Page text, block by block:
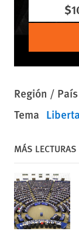
Región / País
Tema
MÁS LECTURAS